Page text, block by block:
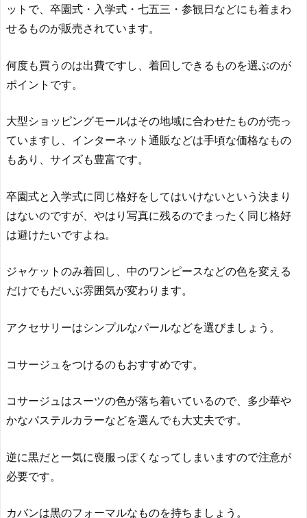
ットで、卒園式・入学式・七五三・参観日などにも着まわ
せるものが販売されています。
何度も買うのは出費ですし、着回しできるものを選ぶのが
ポイントです。
大型ショッピングモールはその地域に合わせたものが売っ
ていますし、インターネット通販などは手頃な価格なもの
もあり、サイズも豊富です。
卒園式と入学式に同じ格好をしてはいけないという決まり
はないのですが、やはり写真に残るのでまったく同じ格好
は避けたいですよね。
ジャケットのみ着回し、中のワンピースなどの色を変える
だけでもだいぶ雰囲気が変わります。
アクセサリーはシンプルなパールなどを選びましょう。
コサージュをつけるのもおすすめです。
コサージュはスーツの色が落ち着いているので、多少華や
かなパステルカラーなどを選んでも大丈夫です。
逆に黒だと一気に喪服っぽくなってしまいますので注意が
必要です。
カバンは黒のフォーマルなものを持ちましょう。